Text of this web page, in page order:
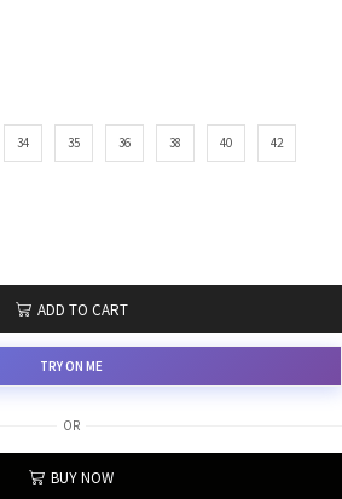
34 35 36 38 40 42
ADD TO CART
TRY ON ME
OR
BUY NOW